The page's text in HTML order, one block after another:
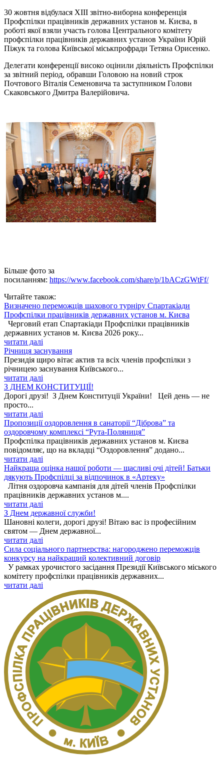
30 жовтня відбулася XIII звітно-виборна конференція
Профспілки працівників державних установ м. Києва, в
роботі якої взяли участь голова Центрального комітету
профспілки працівників державних установ України Юрій
Піжук та голова Київської міськпрофради Тетяна Орисенко.
Делегати конференції високо оцінили діяльність Профспілки
за звітний період, обравши Головою на новий строк
Почтового Віталія Семеновича та заступником Голови
Скаковського Дмитра Валерійовича.
Більше фото за
посиланням: https://www.facebook.com/share/p/1bACzGWtFf/
Читайте також:
Визначено переможців шахового турніру Спартакіади
Профспілки працівників державних установ м. Києва
Черговий етап Спартакіади Профспілки працівників
державних установ м. Києва 2026 року...
читати далі
Річниця заснування
Президія щиро вітає актив та всіх членів профспілки з
річницею заснування Київського...
читати далі
З ДНЕМ КОНСТИТУЦІЇ!
Дорогі друзі! З Днем Конституції України! Цей день — не
просто...
читати далі
Пропозиції оздоровлення в санаторії “Діброва” та
оздоровчому комплексі “Рута-Поляниця”
Профспілка працівників державних установ м. Києва
повідомляє, що на вкладці “Оздоровлення” додано...
читати далі
Найкраща оцінка нашої роботи — щасливі очі дітей! Батьки
дякують Профспілці за відпочинок в «Артеку»
Літня оздоровча кампанія для дітей членів Профспілки
працівників державних установ м....
читати далі
З Днем державної служби!
Шановні колеги, дорогі друзі! Вітаю вас із професійним
святом — Днем державної...
читати далі
Сила соціального партнерства: нагороджено переможців
конкурсу на найкращий колективний договір
У рамках урочистого засідання Президії Київського міського
комітету профспілки працівників державних...
читати далі